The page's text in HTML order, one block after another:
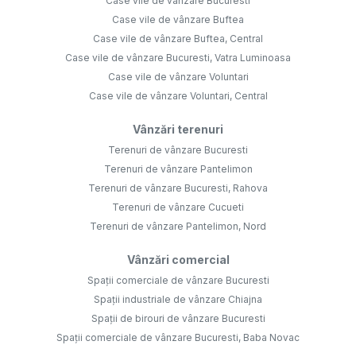
Case vile de vânzare Buftea
Case vile de vânzare Buftea, Central
Case vile de vânzare Bucuresti, Vatra Luminoasa
Case vile de vânzare Voluntari
Case vile de vânzare Voluntari, Central
Vânzări terenuri
Terenuri de vânzare Bucuresti
Terenuri de vânzare Pantelimon
Terenuri de vânzare Bucuresti, Rahova
Terenuri de vânzare Cucueti
Terenuri de vânzare Pantelimon, Nord
Vânzări comercial
Spații comerciale de vânzare Bucuresti
Spații industriale de vânzare Chiajna
Spații de birouri de vânzare Bucuresti
Spații comerciale de vânzare Bucuresti, Baba Novac